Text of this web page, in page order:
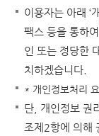
이용자는 아래 ‘
팩스 등을 통하
인 또는 정당한
치하겠습니다.
* 개인정보처리
단, 개인정보 권
조제2항에 의해